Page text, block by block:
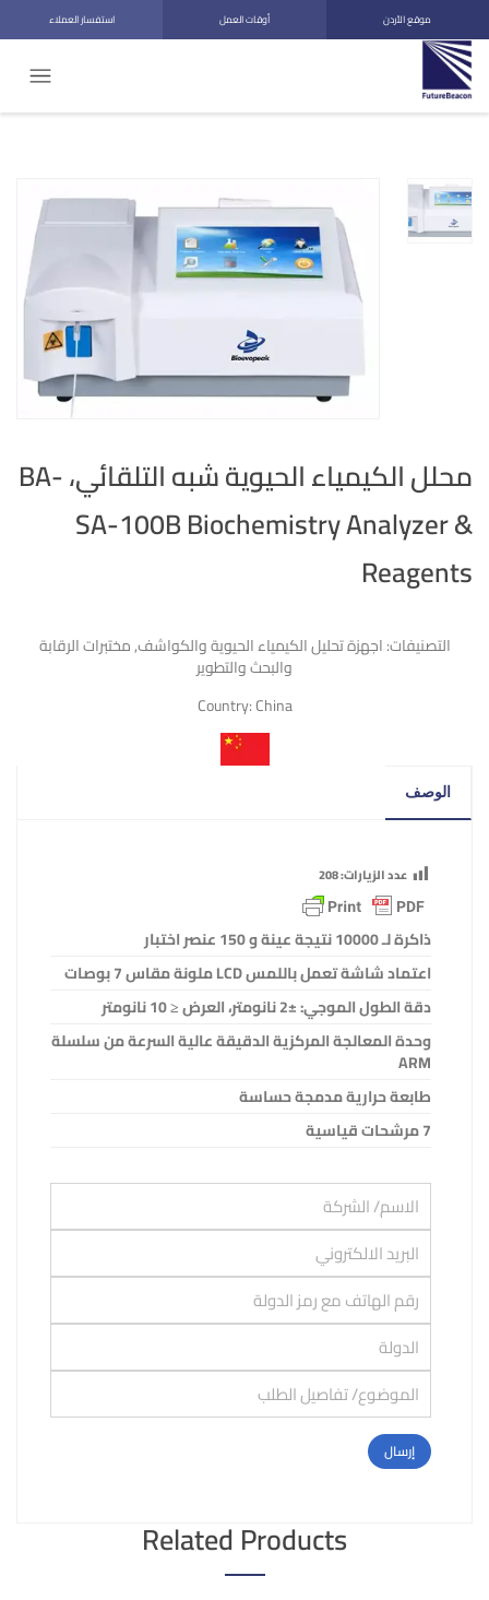
موقع الأردن أوقات العمل استفسار العملاء
محلل الكيمياء الحيوية شبه التلقائي، BA-
SA-100B Biochemistry Analyzer &
Reagents
التصنيفات:اجهزة تحليل الكيمياء الحيوية والكواشف,مختبرات الرقابة
والبحث والتطوير
Country:China
الوصف
عدد الزيارات:208
ذاكرة لـ 10000 نتيجة عينة و 150 عنصر اختبار
اعتماد شاشة تعمل باللمسLCDملونة مقاس 7 بوصات
دقة الطول الموجي: ±2 نانومتر، العرض ≤ 10 نانومتر
وحدة المعالجة المركزية الدقيقة عالية السرعة من سلسلة
ARM
طابعة حرارية مدمجة حساسة
7مرشحات قياسية
Related Products